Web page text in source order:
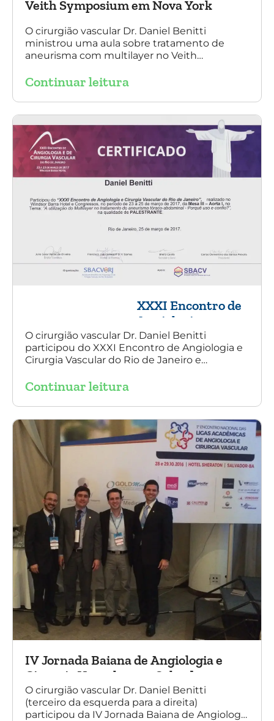
Veith Symposium em Nova York
O cirurgião vascular Dr. Daniel Benitti
ministrou uma aula sobre tratamento de
aneurisma com multilayer no Veith
Continuar leitura
XXXI Encontro de
Angiologia e
Cirurgia Vascular
do Rio de Janeiro
O cirurgião vascular Dr. Daniel Benitti
participou do XXXI Encontro de Angiologia e
Cirurgia Vascular do Rio de Janeiro e
multilayer no tratamento de aneurisma
Continuar leitura
IV Jornada Baiana de Angiologia e
Cirurgia Vascular, em Salvador
O cirurgião vascular Dr. Daniel Benitti
(terceiro da esquerda para a direita)
participou da IV Jornada Baiana de Angiologia